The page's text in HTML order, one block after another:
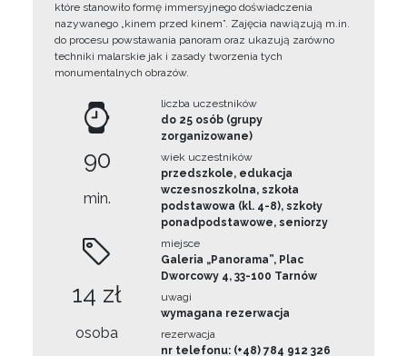
które stanowiło formę immersyjnego doświadczenia
nazywanego „kinem przed kinem”. Zajęcia nawiązują m.in.
do procesu powstawania panoram oraz ukazują zarówno
techniki malarskie jak i zasady tworzenia tych
monumentalnych obrazów.
90
min.
14 zł
osoba
liczba uczestników
do 25 osób (grupy
zorganizowane)
wiek uczestników
przedszkole, edukacja
wczesnoszkolna, szkoła
podstawowa (kl. 4-8), szkoły
ponadpodstawowe, seniorzy
miejsce
Galeria „Panorama”, Plac
Dworcowy 4, 33-100 Tarnów
uwagi
wymagana rezerwacja
rezerwacja
nr telefonu: (+48) 784 912 326